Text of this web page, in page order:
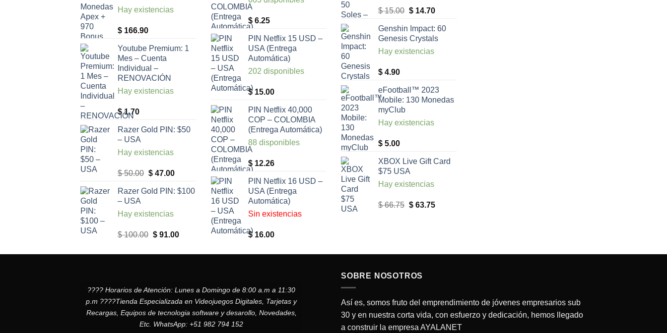
Hay existencias
$ 166.90
Youtube Premium: 1
Mes – Cuenta
Individual –
RENOVACIÓN
Hay existencias
$1.70
Razer Gold PIN: $50
– USA
Hay existencias
$50.00 El
original
$ 50.00.
$47.00El
actual
Razer Gold PIN: $100
– USA
Hay existencias
$100.00 El
original
$91.00El
actual
$6.25
PIN Netflix 15 USD –
USA (Entrega
Automática)
202 disponibles
$15.00
PIN Netflix 40,000
COP – COLOMBIA
(Entrega Automática)
88 disponibles
$12.26
PIN Netflix 16 USD –
USA (Entrega
Automática)
Sin existencias
$16.00
$15.00 El
original
era:
$ 15.00.
$14.70El
actual
es:
Genshin Impact: 60
Genesis Crystals
Hay existencias
$ 4.90
eFootball™ 2023
Mobile: 130 Monedas
myClub
Hay existencias
$ 5.00
XBOX Live Gift Card
$75 USA
Hay existencias
$66.75 El
$63.75El
???? Horarios de Atención: Lunes a Domingo de 8:00 a.m a 11:30
p.m ????Tienda Especializada en Videojuegos Digitales, Tarjetas y
Recargas, Equipos de tecnologia software y desarollo, Novedades,
Etc. WhatsApp: +51 982 794 152
SOBRE NOSOTROS
Así es, somos fruto del emprendimiento de jóvenes empresarios sub
30 y en nuestra corta vida, con esfuerzo y dedicación, hemos llegado
a construir la empresa AYALANET